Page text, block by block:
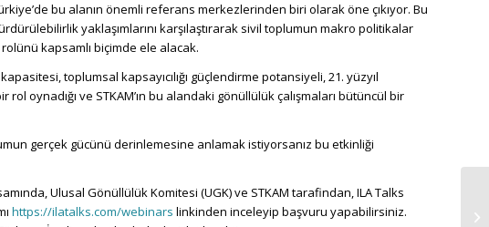
bu alanın önemli referans merkezlerinden biri olarak öne çıkıyor. Bu
yaklaşımlarını karşılaştırarak sivil toplumun makro politikalar
kapsamlı biçimde ele alacak.
toplumsal kapsayıcılığı güçlendirme potansiyeli, 21. yüzyıl
oynadığı ve STKAM’ın bu alandaki gönüllülük çalışmaları bütüncül bir
gerçek gücünü derinlemesine anlamak istiyorsanız bu etkinliği
Ulusal Gönüllülük Komitesi (UGK) ve STKAM tarafindan, ILA Talks
https://ilatalks.com/webinars linkinden inceleyip başvuru yapabilirsiniz.